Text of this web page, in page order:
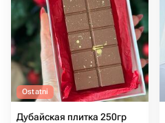
Ostatni
Дубайская плитка 250гр